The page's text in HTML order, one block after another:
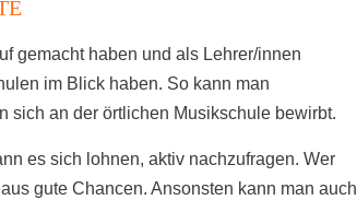
gemacht haben und als Lehrer/innen
im Blick haben. So kann man
sich an der örtlichen Musikschule bewirbt.
es sich lohnen, aktiv nachzufragen. Wer
gute Chancen. Ansonsten kann man auch